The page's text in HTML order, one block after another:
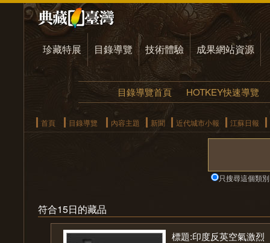
珍藏特展 目錄導覽 技術體驗 成果網站資源
目錄導覽首頁 HOTKEY快速導覽
首頁 目錄導覽 內容主題 新聞 近代城市小報 江蘇日報
只搜尋這個類別
符合15日的藏品
標題:印度反英空氣激烈